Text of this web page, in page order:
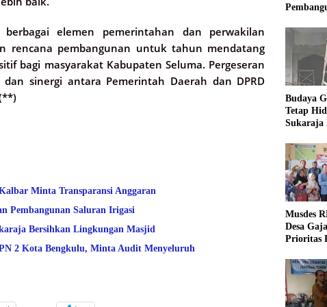
elemen pemerintahan dan perwakilan
rencana pembangunan untuk tahun mendatang
bagi masyarakat Kabupaten Seluma. Pergeseran
sinergi antara Pemerintah Daerah dan DPRD
Minta Transparansi Anggaran
Pembangunan Saluran Irigasi
Bersihkan Lingkungan Masjid
2 Kota Bengkulu, Minta Audit Menyeluruh
Budaya
Tetap
Sukaraja
Musdes
Desa
Prioritas